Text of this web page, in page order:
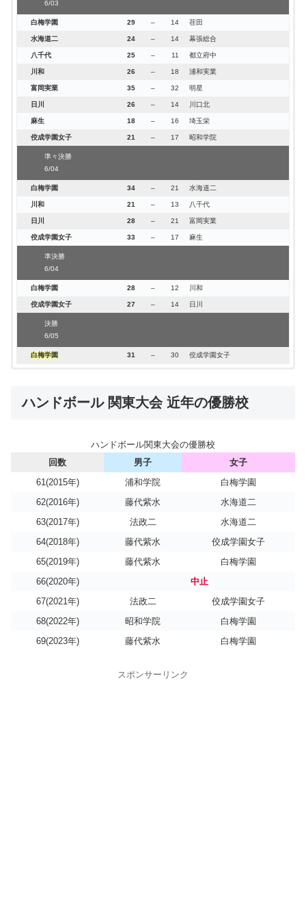
昭和学院
25-17
37-27
準々決勝
駿台甲府
6/06
昭和学院 34-29
6/03
白梅学園 29 – 14 荏田
水海道二 24 – 14 幕張総合
八千代 25 – 11 都立府中
川和 26 – 18 浦和実業
富岡実業 35 – 32 明星
日川 26 – 14 川口北
麻生 18 – 16 埼玉栄
佼成学園女子 21 – 17 昭和学院
準々決勝
6/04
白梅学園 34 – 21 水海道二
川和 21 – 13 八千代
日川 28 – 21 富岡実業
佼成学園女子 33 – 17 麻生
準決勝
6/04
白梅学園 28 – 12 川和
佼成学園女子 27 – 14 日川
決勝
6/05
白梅学園 31 – 30 佼成学園女子
6/04
25-16 富岡実業
横浜創英 22-18 都立東大和
小山西 23-13 山梨
明星 18-8 幕張総合
麻生 24-15 都立府中
埼玉栄 24-14 水海道一
白梅学園
川和 31-10 富岡
2回戦
6/04
佼成学園女子 22-9 浦和実業
25-13
ハンドボール 関東大会 近年の優勝校
ハンドボール関東大会の優勝校
回数
男子
女子
61(2015年)
浦和学院
白梅学園
62(2016年)
藤代紫水
水海道二
63(2017年)
法政二
水海道二
64(2018年)
藤代紫水
佼成学園女子
65(2019年)
藤代紫水
白梅学園
66(2020年)
中止
67(2021年)
法政二
佼成学園女子
68(2022年)
昭和学院
白梅学園
69(2023年)
藤代紫水 白梅学園
スポンサーリンク